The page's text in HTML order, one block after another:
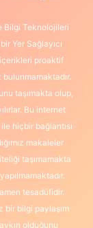
Bilgi Teknolojileri
Yer Sağlayıcı
proaktif
taşımakta olup,
Bu internet
hiçbir bağlantısı
makaleler
taşımamakta
tesadüfidir.
bir bilgi paylaşım
olduğunu